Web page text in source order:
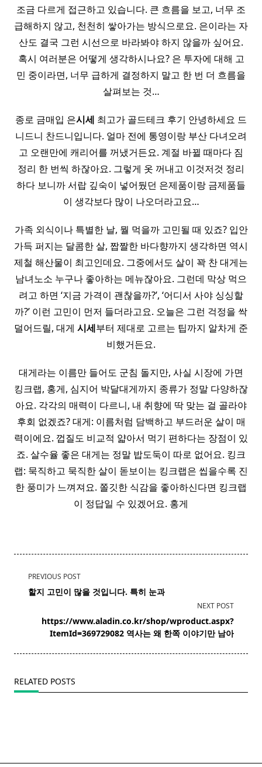
조금 다르게 접근하고 있습니다. 큰 흐름을 보고, 너무 조
급해하지 않고, 천천히 쌓아가는 방식으로요. 은이라는 자
산도 결국 그런 시선으로 바라봐야 하지 않을까 싶어요.
혹시 여러분은 어떻게 생각하시나요? 은 투자에 대해 고
민 중이라면, 너무 급하게 결정하지 말고 한 번 더 흐름을
살펴보는 것…
종로 금매입 은시세 최고가 골드테크 후기 안녕하세요 드
니드니 찬드니입니다. 얼마 전에 통영이랑 부산 다녀오려
고 오랜만에 캐리어를 꺼냈거든요. 계절 바뀔 때마다 짐
정리 한 번씩 하잖아요. 그렇게 옷 꺼내고 이것저것 정리
하다 보니까 서랍 깊숙이 넣어뒀던 은제품이랑 금제품들
이 생각보다 많이 나오더라고요…
가족 외식이나 특별한 날, 뭘 먹을까 고민될 때 있죠? 입안
가득 퍼지는 달콤한 살, 짭짤한 바다향까지 생각하면 역시
제철 해산물이 최고인데요. 그중에서도 살이 꽉 찬 대게는
남녀노소 누구나 좋아하는 메뉴잖아요. 그런데 막상 먹으
려고 하면 ‘지금 가격이 괜찮을까?’, ‘어디서 사야 싱싱할
까?’ 이런 고민이 먼저 들더라고요. 오늘은 그런 걱정을 싹
덜어드릴, 대게 시세부터 제대로 고르는 팁까지 알차게 준
비했거든요.
대게라는 이름만 들어도 군침 돌지만, 사실 시장에 가면
킹크랩, 홍게, 심지어 박달대게까지 종류가 정말 다양하잖
아요. 각각의 매력이 다르니, 내 취향에 딱 맞는 걸 골라야
후회 없겠죠? 대게: 이름처럼 담백하고 부드러운 살이 매
력이에요. 껍질도 비교적 얇아서 먹기 편하다는 장점이 있
죠. 살수율 좋은 대게는 정말 밥도둑이 따로 없어요. 킹크
랩: 묵직하고 묵직한 살이 돋보이는 킹크랩은 씹을수록 진
한 풍미가 느껴져요. 쫄깃한 식감을 좋아하신다면 킹크랩
이 정답일 수 있겠어요. 홍게
<span
class="nav-
screen-
PREVIOUS POST
할지 고민이 많을 것입니다. 특히 눈과
NEXT POST
https://www.aladin.co.kr/shop/wproduct.aspx?
ItemId=369729082 역사는 왜 한쪽 이야기만 남아
RELATED POSTS